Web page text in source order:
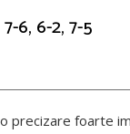
6, 6-2, 7-5
precizare foarte